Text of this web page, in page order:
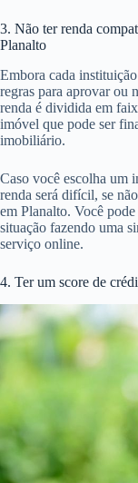
3. Não ter renda
Planalto
Embora cada
regras para aprovar ou
renda é dividida em
imóvel que pode ser
imobiliário.
Caso você escolha um
renda será difícil, se
em Planalto. Você
situação fazendo uma
serviço online.
4. Ter um score de